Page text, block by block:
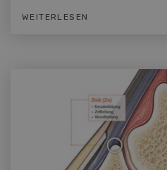
WEITERLESEN